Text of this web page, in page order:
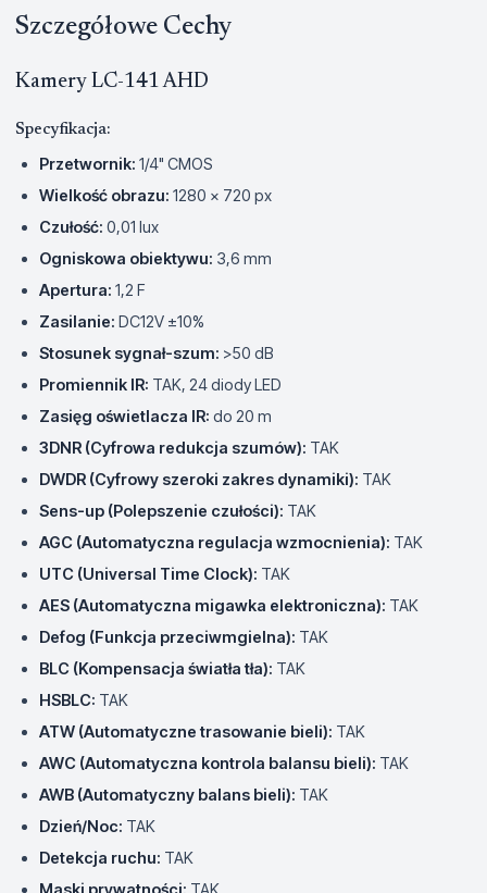
Szczegółowe Cechy
Kamery LC-141 AHD
Specyfikacja:
Przetwornik: 1/4" CMOS
Wielkość obrazu: 1280 x 720 px
Czułość: 0,01 lux
Ogniskowa obiektywu: 3,6 mm
Apertura: 1,2 F
Zasilanie: DC12V ±10%
Stosunek sygnał-szum: >50 dB
Promiennik IR: TAK, 24 diody LED
Zasięg oświetlacza IR: do 20 m
3DNR (Cyfrowa redukcja szumów): TAK
DWDR (Cyfrowy szeroki zakres dynamiki): TAK
Sens-up (Polepszenie czułości): TAK
AGC (Automatyczna regulacja wzmocnienia): TAK
UTC (Universal Time Clock): TAK
AES (Automatyczna migawka elektroniczna): TAK
Defog (Funkcja przeciwmgielna): TAK
BLC (Kompensacja światła tła): TAK
HSBLC: TAK
ATW (Automatyczne trasowanie bieli): TAK
AWC (Automatyczna kontrola balansu bieli): TAK
AWB (Automatyczny balans bieli): TAK
Dzień/Noc: TAK
Detekcja ruchu: TAK
Maski prywatności: TAK